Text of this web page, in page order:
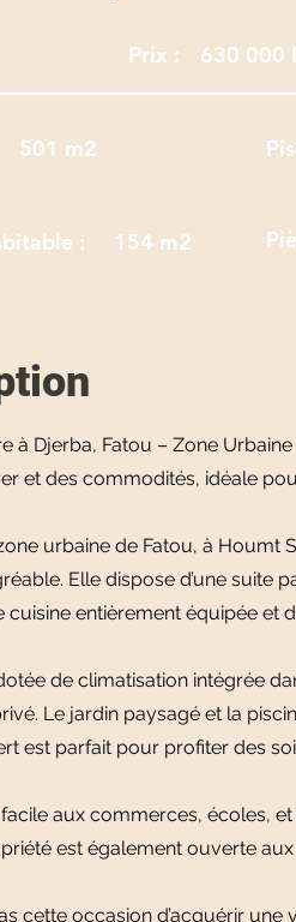
Prix : 630 000
501 m2
: 154 m2
à Djerba, Fatou – Zone Urbaine
et des commodités, idéale
urbaine de Fatou, à Houmt
Elle dispose d’une suite
cuisine entièrement équipée et
de climatisation intégrée
Le jardin paysagé et la
est parfait pour profiter des
aux commerces, écoles,
est également ouverte
cette occasion d’acquérir